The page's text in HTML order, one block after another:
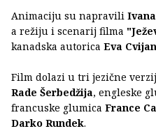
Animaciju su napravili
a režiju i scenarij filma
kanadska autorica Eva
Film dolazi u tri jezične
Rade Šerbedžija, engleske
francuske glumica France
Darko Rundek.